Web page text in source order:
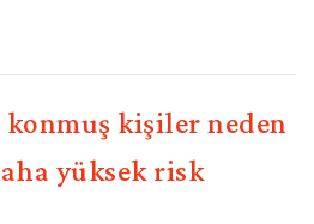
konmuş kişiler neden
yüksek risk